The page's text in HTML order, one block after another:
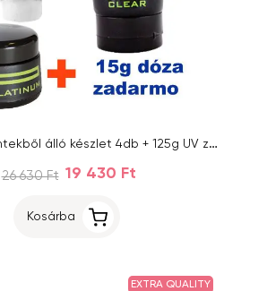
Színes pigmentekből álló készlet 4db + 125g UV zselé + 15g-os tégely
26 630 Ft 19 430 Ft
Kosárba
EXTRA QUALITY